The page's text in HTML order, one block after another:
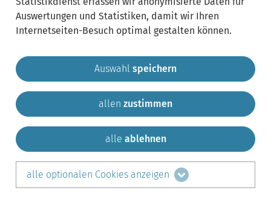
Gemeinde Krailling Impressum
Sitemap
Kontakt
teilen auf:
LinkedIn
Auswertungen und Statistiken, damit wir Ihren
Internetseiten-Besuch optimal gestalten können.
Auswahl speichern
allen zustimmen
alle ablehnen
alle optionalen Cookies anzeigen